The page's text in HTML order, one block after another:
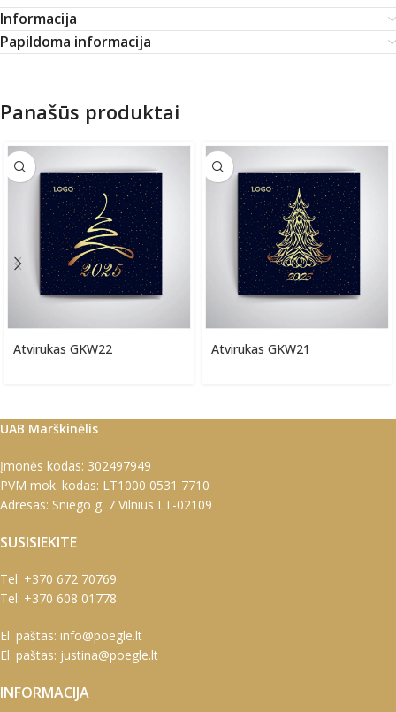
Informacija
Papildoma informacija
Panašūs produktai
Atvirukas GKW22 Atvirukas GKW21
UAB Marškinėlis
Įmonės kodas: 302497949
PVM mok. kodas: LT1000 0531 7710
Adresas: Sniego g. 7 Vilnius LT-02109
SUSISIEKITE
Tel: +370 672 70769
Tel: +370 608 01778
El. paštas: info@poegle.lt
El. paštas: justina@poegle.lt
INFORMACIJA